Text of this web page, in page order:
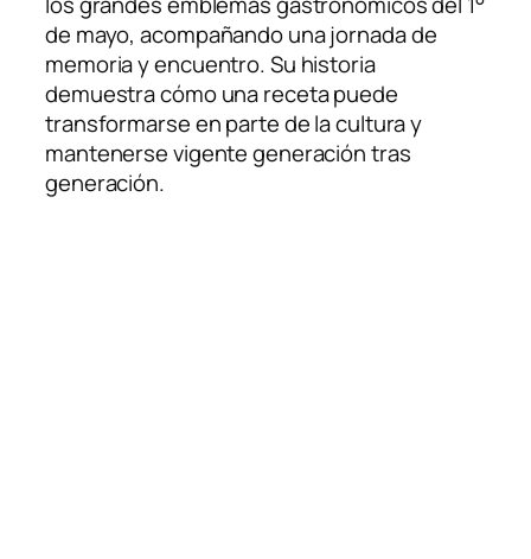
de mayo, acompañando una jornada de
memoria y encuentro. Su historia
demuestra cómo una receta puede
transformarse en parte de la cultura y
mantenerse vigente generación tras
generación.